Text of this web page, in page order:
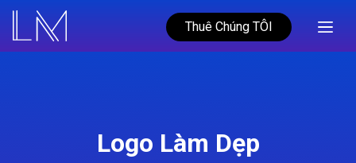
Thuê Chúng TÔI
Logo Làm Dẹp